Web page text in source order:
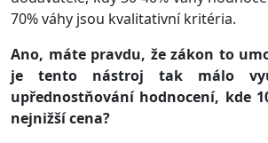
70% váhy jsou kvalitativní kritéria.
Ano, máte pravdu, že zákon to
je tento nástroj tak málo
upřednostňování hodnocení, kde
nejnižší cena?